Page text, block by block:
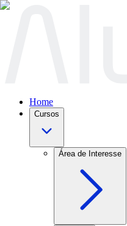
Home
Cursos
Área de Interesse